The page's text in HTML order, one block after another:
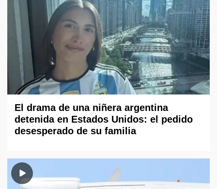
El drama de una niñera argentina
detenida en Estados Unidos: el pedido
desesperado de su familia